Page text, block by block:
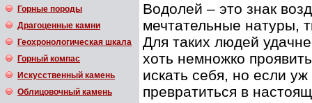
Горные породы
Драгоценные камни
Геохронологическая шкала
Горный компас
Искусственный камень
Облицовочный камень
Водолей – это знак
мечтательные натуры,
Для таких людей
хоть немножко
искать себя, но если
превратиться в